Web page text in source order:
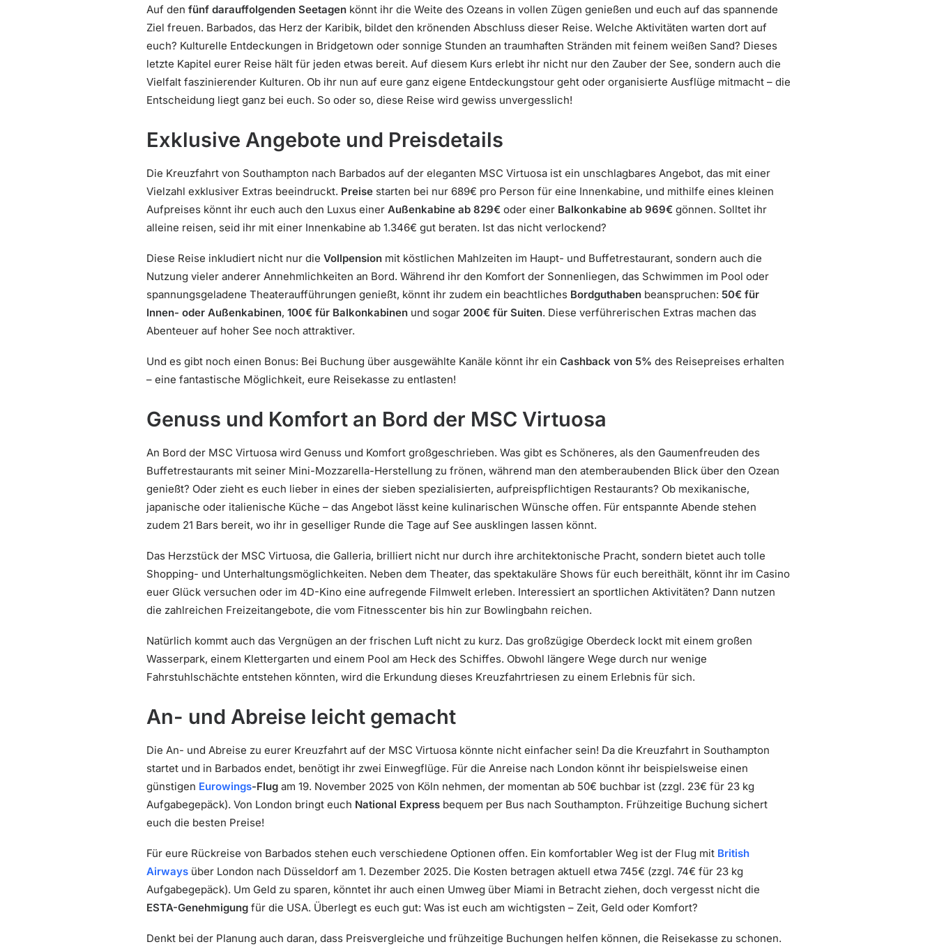
Auf den fünf darauffolgenden Seetagen könnt ihr die Weite des Ozeans in vollen Zügen genießen und euch auf das spannende
Ziel freuen. Barbados, das Herz der Karibik, bildet den krönenden Abschluss dieser Reise. Welche Aktivitäten warten dort auf
euch? Kulturelle Entdeckungen in Bridgetown oder sonnige Stunden an traumhaften Stränden mit feinem weißen Sand? Dieses
letzte Kapitel eurer Reise hält für jeden etwas bereit. Auf diesem Kurs erlebt ihr nicht nur den Zauber der See, sondern auch die
Vielfalt faszinierender Kulturen. Ob ihr nun auf eure ganz eigene Entdeckungstour geht oder organisierte Ausflüge mitmacht – die
Entscheidung liegt ganz bei euch. So oder so, diese Reise wird gewiss unvergesslich!
Exklusive Angebote und Preisdetails
Die Kreuzfahrt von Southampton nach Barbados auf der eleganten MSC Virtuosa ist ein unschlagbares Angebot, das mit einer
Vielzahl exklusiver Extras beeindruckt. Preise starten bei nur 689€ pro Person für eine Innenkabine, und mithilfe eines kleinen
Aufpreises könnt ihr euch auch den Luxus einer Außenkabine ab 829€ oder einer Balkonkabine ab 969€ gönnen. Solltet ihr
alleine reisen, seid ihr mit einer Innenkabine ab 1.346€ gut beraten. Ist das nicht verlockend?
Diese Reise inkludiert nicht nur die Vollpension mit köstlichen Mahlzeiten im Haupt- und Buffetrestaurant, sondern auch die
Nutzung vieler anderer Annehmlichkeiten an Bord. Während ihr den Komfort der Sonnenliegen, das Schwimmen im Pool oder
spannungsgeladene Theateraufführungen genießt, könnt ihr zudem ein beachtliches Bordguthaben beanspruchen: 50€ für
Innen- oder Außenkabinen, 100€ für Balkonkabinen und sogar 200€ für Suiten. Diese verführerischen Extras machen das
Abenteuer auf hoher See noch attraktiver.
Und es gibt noch einen Bonus: Bei Buchung über ausgewählte Kanäle könnt ihr ein Cashback von 5% des Reisepreises erhalten
– eine fantastische Möglichkeit, eure Reisekasse zu entlasten!
Genuss und Komfort an Bord der MSC Virtuosa
An Bord der MSC Virtuosa wird Genuss und Komfort großgeschrieben. Was gibt es Schöneres, als den Gaumenfreuden des
Buffetrestaurants mit seiner Mini-Mozzarella-Herstellung zu frönen, während man den atemberaubenden Blick über den Ozean
genießt? Oder zieht es euch lieber in eines der sieben spezialisierten, aufpreispflichtigen Restaurants? Ob mexikanische,
japanische oder italienische Küche – das Angebot lässt keine kulinarischen Wünsche offen. Für entspannte Abende stehen
zudem 21 Bars bereit, wo ihr in geselliger Runde die Tage auf See ausklingen lassen könnt.
Das Herzstück der MSC Virtuosa, die Galleria, brilliert nicht nur durch ihre architektonische Pracht, sondern bietet auch tolle
Shopping- und Unterhaltungsmöglichkeiten. Neben dem Theater, das spektakuläre Shows für euch bereithält, könnt ihr im Casino
euer Glück versuchen oder im 4D-Kino eine aufregende Filmwelt erleben. Interessiert an sportlichen Aktivitäten? Dann nutzen
die zahlreichen Freizeitangebote, die vom Fitnesscenter bis hin zur Bowlingbahn reichen.
Natürlich kommt auch das Vergnügen an der frischen Luft nicht zu kurz. Das großzügige Oberdeck lockt mit einem großen
Wasserpark, einem Klettergarten und einem Pool am Heck des Schiffes. Obwohl längere Wege durch nur wenige
Fahrstuhlschächte entstehen könnten, wird die Erkundung dieses Kreuzfahrtriesen zu einem Erlebnis für sich.
An- und Abreise leicht gemacht
Die An- und Abreise zu eurer Kreuzfahrt auf der MSC Virtuosa könnte nicht einfacher sein! Da die Kreuzfahrt in Southampton
startet und in Barbados endet, benötigt ihr zwei Einwegflüge. Für die Anreise nach London könnt ihr beispielsweise einen
günstigen Eurowings-Flug am 19. November 2025 von Köln nehmen, der momentan ab 50€ buchbar ist (zzgl. 23€ für 23 kg
Aufgabegepäck). Von London bringt euch National Express bequem per Bus nach Southampton. Frühzeitige Buchung sichert
euch die besten Preise!
Für eure Rückreise von Barbados stehen euch verschiedene Optionen offen. Ein komfortabler Weg ist der Flug mit British
Airways über London nach Düsseldorf am 1. Dezember 2025. Die Kosten betragen aktuell etwa 745€ (zzgl. 74€ für 23 kg
Aufgabegepäck). Um Geld zu sparen, könntet ihr auch einen Umweg über Miami in Betracht ziehen, doch vergesst nicht die
ESTA-Genehmigung für die USA. Überlegt es euch gut: Was ist euch am wichtigsten – Zeit, Geld oder Komfort?
Denkt bei der Planung auch daran, dass Preisvergleiche und frühzeitige Buchungen helfen können, die Reisekasse zu schonen.